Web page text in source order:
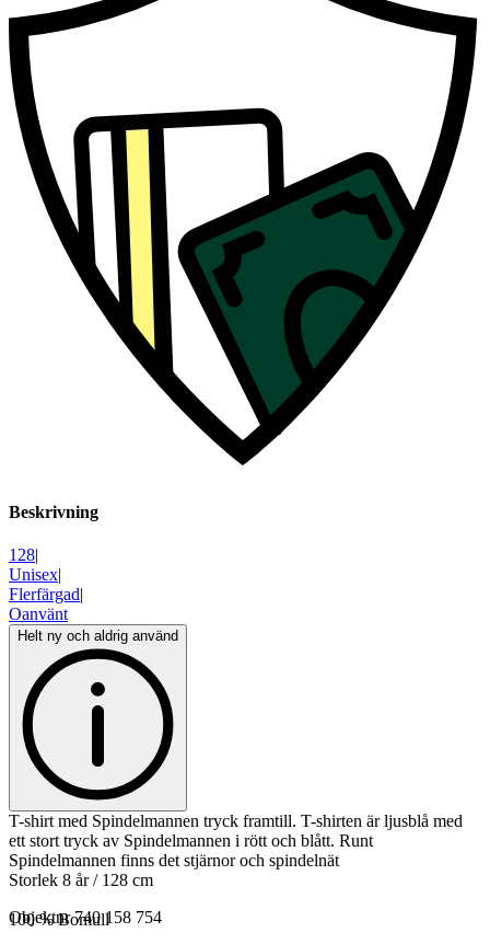
Beskrivning
128|
Unisex|
Flerfärgad|
Oanvänt
Helt ny och aldrig använd
T-shirt med Spindelmannen tryck framtill. T-shirten är ljusblå med
ett stort tryck av Spindelmannen i rött och blått. Runt
Spindelmannen finns det stjärnor och spindelnät
Storlek 8 år / 128 cm
100 % Bomull
Objektnr 740 158 754